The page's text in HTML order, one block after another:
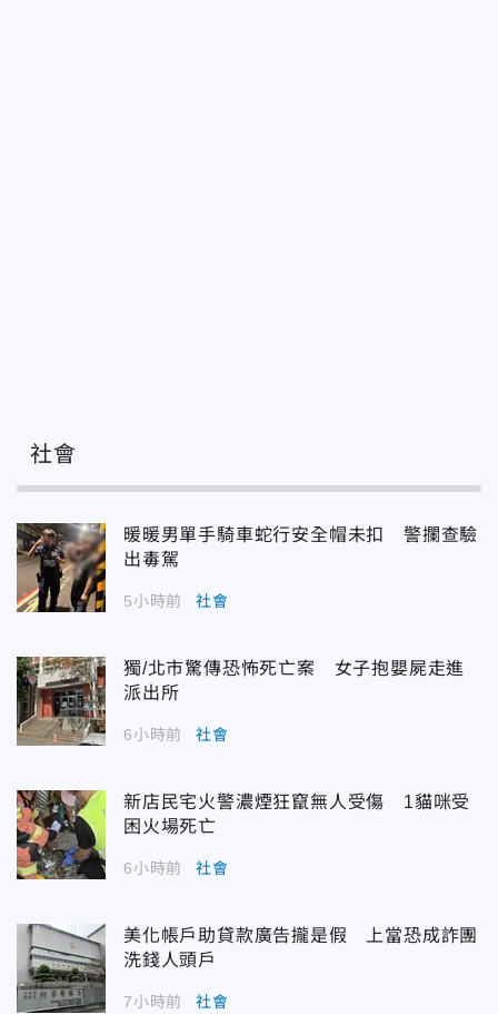
社會
暖暖男單手騎車蛇行安全帽未扣 警攔查驗
出毒駕
5小時前 社會
獨/北市驚傳恐怖死亡案 女子抱嬰屍走進
派出所
6小時前 社會
新店民宅火警濃煙狂竄無人受傷 1貓咪受
困火場死亡
6小時前 社會
美化帳戶助貸款廣告攏是假 上當恐成詐團
洗錢人頭戶
7小時前 社會